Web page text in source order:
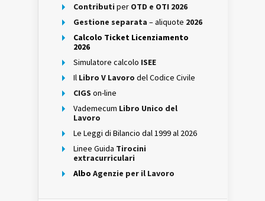
Contributi per OTD e OTI 2026
Gestione separata – aliquote 2026
Calcolo Ticket Licenziamento
2026
Simulatore calcolo ISEE
Il Libro V Lavoro del Codice Civile
CIGS on-line
Vademecum Libro Unico del
Lavoro
Le Leggi di Bilancio dal 1999 al 2026
Linee Guida Tirocini
extracurriculari
Albo Agenzie per il Lavoro